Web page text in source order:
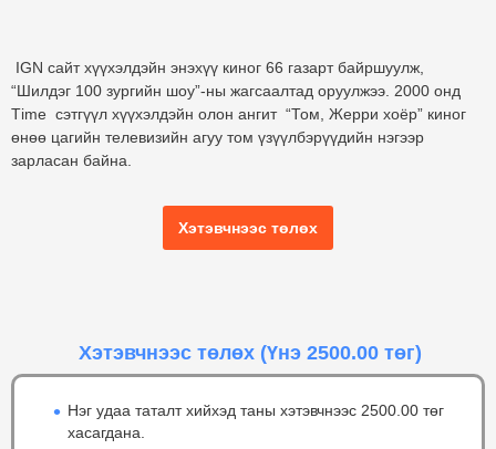
IGN сайт хүүхэлдэйн энэхүү киног 66 газарт байршуулж,
“Шилдэг 100 зургийн шоу”-ны жагсаалтад оруулжээ. 2000 онд
Тime сэтгүүл хүүхэлдэйн олон ангит “Том, Жерри хоёр” киног
өнөө цагийн телевизийн агуу том үзүүлбэрүүдийн нэгээр
зарласан байна.
Хэтэвчнээс төлөх
Хэтэвчнээс төлөх (Үнэ 2500.00 төг)
Нэг удаа таталт хийхэд таны хэтэвчнээс 2500.00 төг
хасагдана.